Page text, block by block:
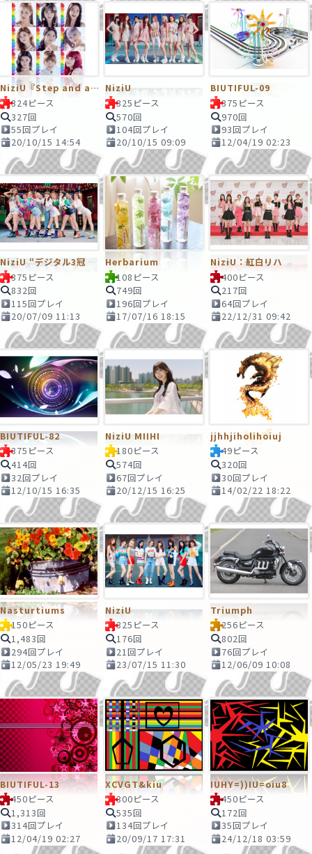
NiziU『Step and a step』
324ピース
327回
55回プレイ
20/10/15 14:54
NiziU
325ピース
570回
104回プレイ
20/10/15 09:09
BIUTIFUL-09
375ピース
970回
93回プレイ
12/04/19 02:23
NiziU “デジタル3冠
375ピース
832回
115回プレイ
20/07/09 11:13
Herbarium
108ピース
749回
196回プレイ
17/07/16 18:15
NiziU：紅白リハ
400ピース
217回
64回プレイ
22/12/31 09:42
BIUTIFUL-82
375ピース
414回
32回プレイ
12/10/15 16:35
NiziU MIIHI
180ピース
574回
67回プレイ
20/12/15 16:25
jjhhjiholihoiuj
49ピース
320回
30回プレイ
14/02/22 18:22
Nasturtiums
150ピース
1,483回
294回プレイ
12/05/23 19:49
NiziU
325ピース
176回
21回プレイ
23/07/15 11:30
Triumph
256ピース
802回
76回プレイ
12/06/09 10:08
BIUTIFUL-13
450ピース
1,313回
314回プレイ
12/04/19 02:27
XCVGT&kiu
300ピース
535回
134回プレイ
20/09/17 17:31
IUHY=))IU=oiu8
450ピース
172回
35回プレイ
24/12/18 03:59